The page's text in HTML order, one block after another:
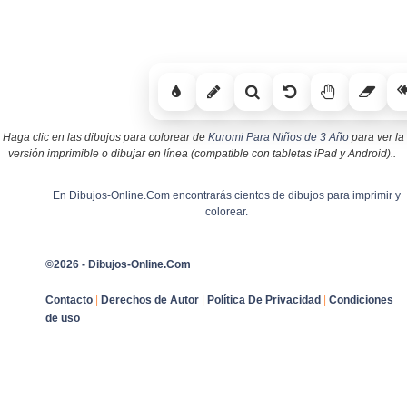
Haga clic en las dibujos para colorear de Kuromi Para Niños de 3 Año para ver la
versión imprimible o dibujar en línea (compatible con tabletas iPad y Android)..
En Dibujos-Online.Com encontrarás cientos de dibujos para imprimir y
colorear.
©2026 - Dibujos-Online.Com
Contacto Derechos de Autor Política De Privacidad
Condiciones
de uso